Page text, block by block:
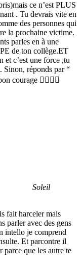
ce n’est PLUS
. Tu devrais vite en
des personnes qui
la prochaine victime.
parles en à une
de ton collège.ET
et c’est une force ,tu
Sinon, réponds par “
courage 👍🏼😘🤕
Soleil
fait harceler mais
parler avec des gens
intello je comprend
Et parcontre il
parce que les autre te